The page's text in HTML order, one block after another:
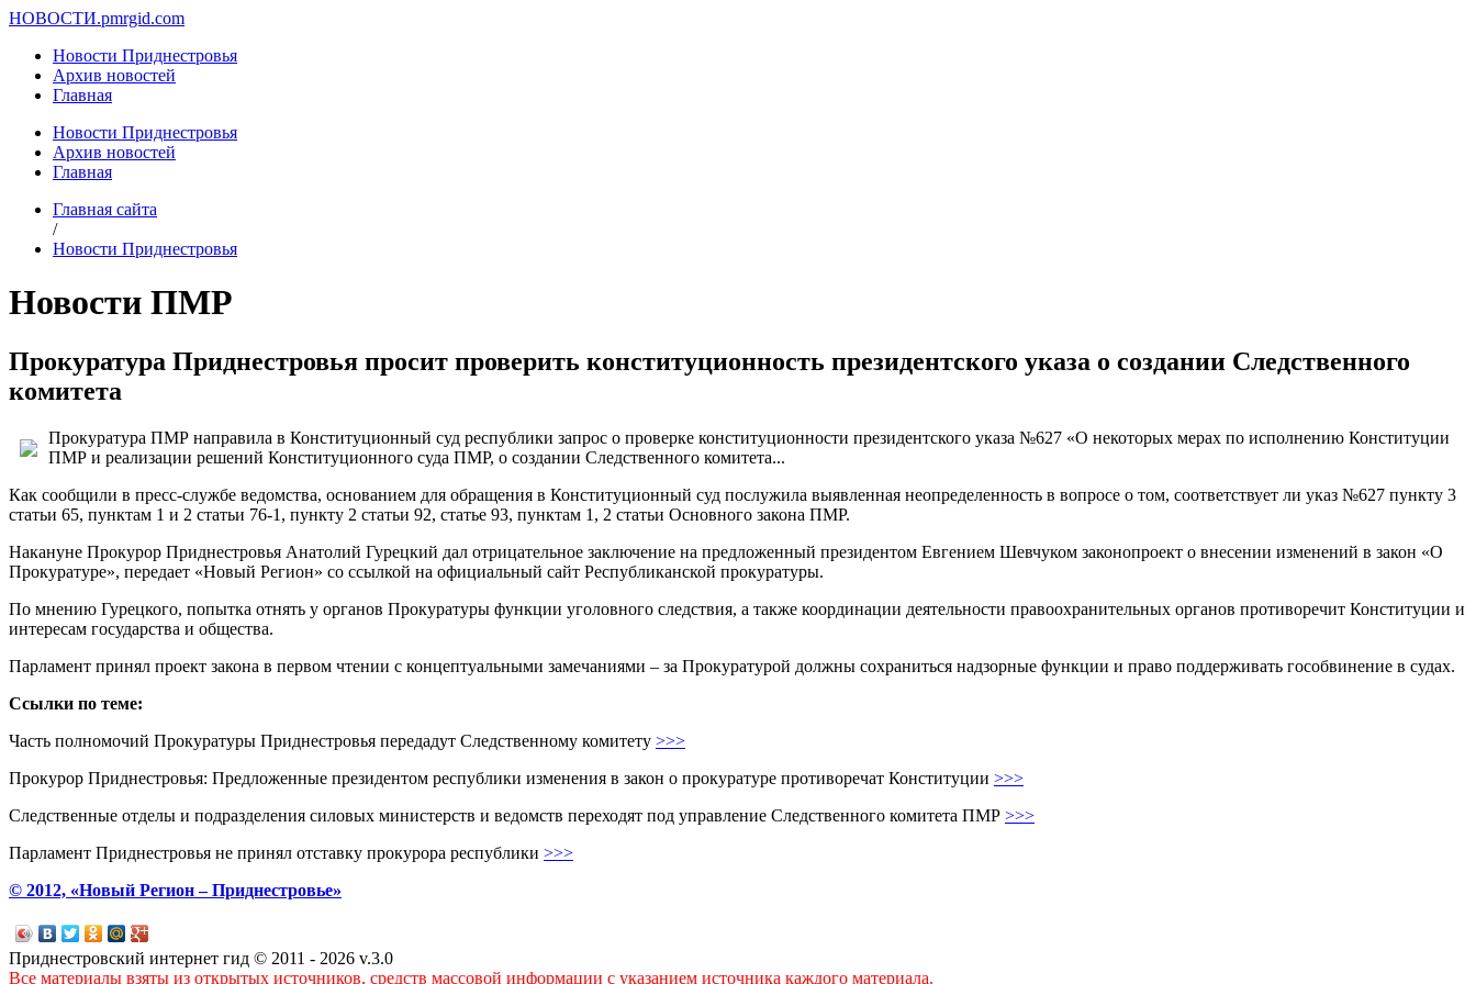
НОВОСТИ.pmrgid.com
Новости Приднестровья
Архив новостей
Главная
Новости Приднестровья
Архив новостей
Главная
Главная сайта
/
Новости Приднестровья
Новости ПМР
Прокуратура Приднестровья просит проверить конституционность президентского указа о создании Следственного
комитета
Прокуратура ПМР направила в Конституционный суд республики запрос о проверке конституционности президентского указа №627 «О некоторых мерах по исполнению Конституции
ПМР и реализации решений Конституционного суда ПМР, о создании Следственного комитета...
Как сообщили в пресс-службе ведомства, основанием для обращения в Конституционный суд послужила выявленная неопределенность в вопросе о том, соответствует ли указ №627 пункту 3
статьи 65, пунктам 1 и 2 статьи 76-1, пункту 2 статьи 92, статье 93, пунктам 1, 2 статьи Основного закона ПМР.
Накануне Прокурор Приднестровья Анатолий Гурецкий дал отрицательное заключение на предложенный президентом Евгением Шевчуком законопроект о внесении изменений в закон «О
Прокуратуре», передает «Новый Регион» со ссылкой на официальный сайт Республиканской прокуратуры.
По мнению Гурецкого, попытка отнять у органов Прокуратуры функции уголовного следствия, а также координации деятельности правоохранительных органов противоречит Конституции и
интересам государства и общества.
Парламент принял проект закона в первом чтении с концептуальными замечаниями – за Прокуратурой должны сохраниться надзорные функции и право поддерживать гособвинение в судах.
Ссылки по теме:
Часть полномочий Прокуратуры Приднестровья передадут Следственному комитету >>>
Прокурор Приднестровья: Предложенные президентом республики изменения в закон о прокуратуре противоречат Конституции >>>
Следственные отделы и подразделения силовых министерств и ведомств переходят под управление Следственного комитета ПМР >>>
Парламент Приднестровья не принял отставку прокурора республики >>>
© 2012, «Новый Регион – Приднестровье»
Приднестровский интернет гид © 2011 - 2026 v.3.0
Все материалы взяты из открытых источников, средств массовой информации с указанием источника каждого материала.